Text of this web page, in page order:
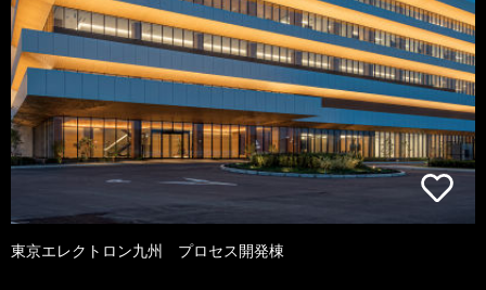
東京エレクトロン九州 プロセス開発棟